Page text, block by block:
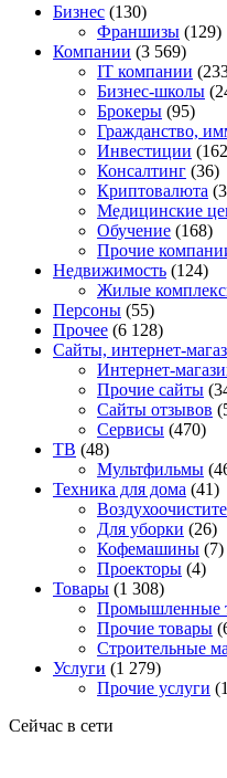
Бизнес (130)
Франшизы (129)
Компании (3 569)
IT компании
Бизнес-школы
Брокеры (95)
Гражданство,
Инвестиции
Консалтинг (36)
Криптовалюта
Медицинские
Обучение (168)
Прочие
Недвижимость (124)
Жилые
Персоны (55)
Прочее (6 128)
Сайты, интернет-
Интернет-
Прочие сайты
Сайты отзывов
Сервисы (470)
ТВ (48)
Мультфильмы
Техника для дома (41)
Для уборки (26)
Кофемашины (7)
Проекторы (4)
Товары (1 308)
Промышленные
Прочие товары
Строительные
Услуги (1 279)
Прочие услуги
Сейчас в сети